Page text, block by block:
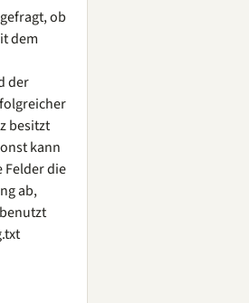
ob
dem
der
besitzt
kann
Felder die
ab,